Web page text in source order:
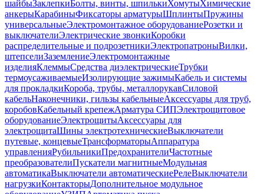
шайбыЗаклепкиБолты, винты, шпилькиХомутыХимические
анкерыКарабиныФиксаторы арматурыШплинтыПружины
универсальныеЭлектромонтажное оборудованиеРозетки и
выключателиЭлектрические звонкиКоробки
распределительные и подрозетникиЭлектропатроныВилки,
штепселиЗаземлениеЭлектромонтажные
изделияКлеммыСредства диэлектрическиеТрубки
термоусаживаемыеИзолирующие зажимыКабель и системы
для прокладкиКороба, трубы, металлорукавСиловой
кабельНаконечники, гильзы кабельныеАксессуары для труб,
коробовКабельный крепежАрматура СИПЭлектрощитовое
оборудованиеЭлектрощитыАксессуары для
электрощитаШины электротехническиеВыключатели
путевые, концевыеТрансформаторыАппаратура
управленияРубильникиПредохранителиЧастотные
преобразователиПускатели магнитныеМодульная
автоматикаВыключатели автоматическиеРелеВыключатели
нагрузкиКонтакторыДополнительное модульное